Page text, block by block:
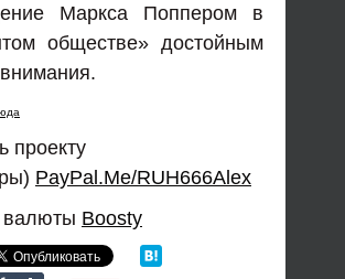
Маркса Поппером в
обществе» достойным
проекту
PayPal.Me/RUH666Alex
Boosty